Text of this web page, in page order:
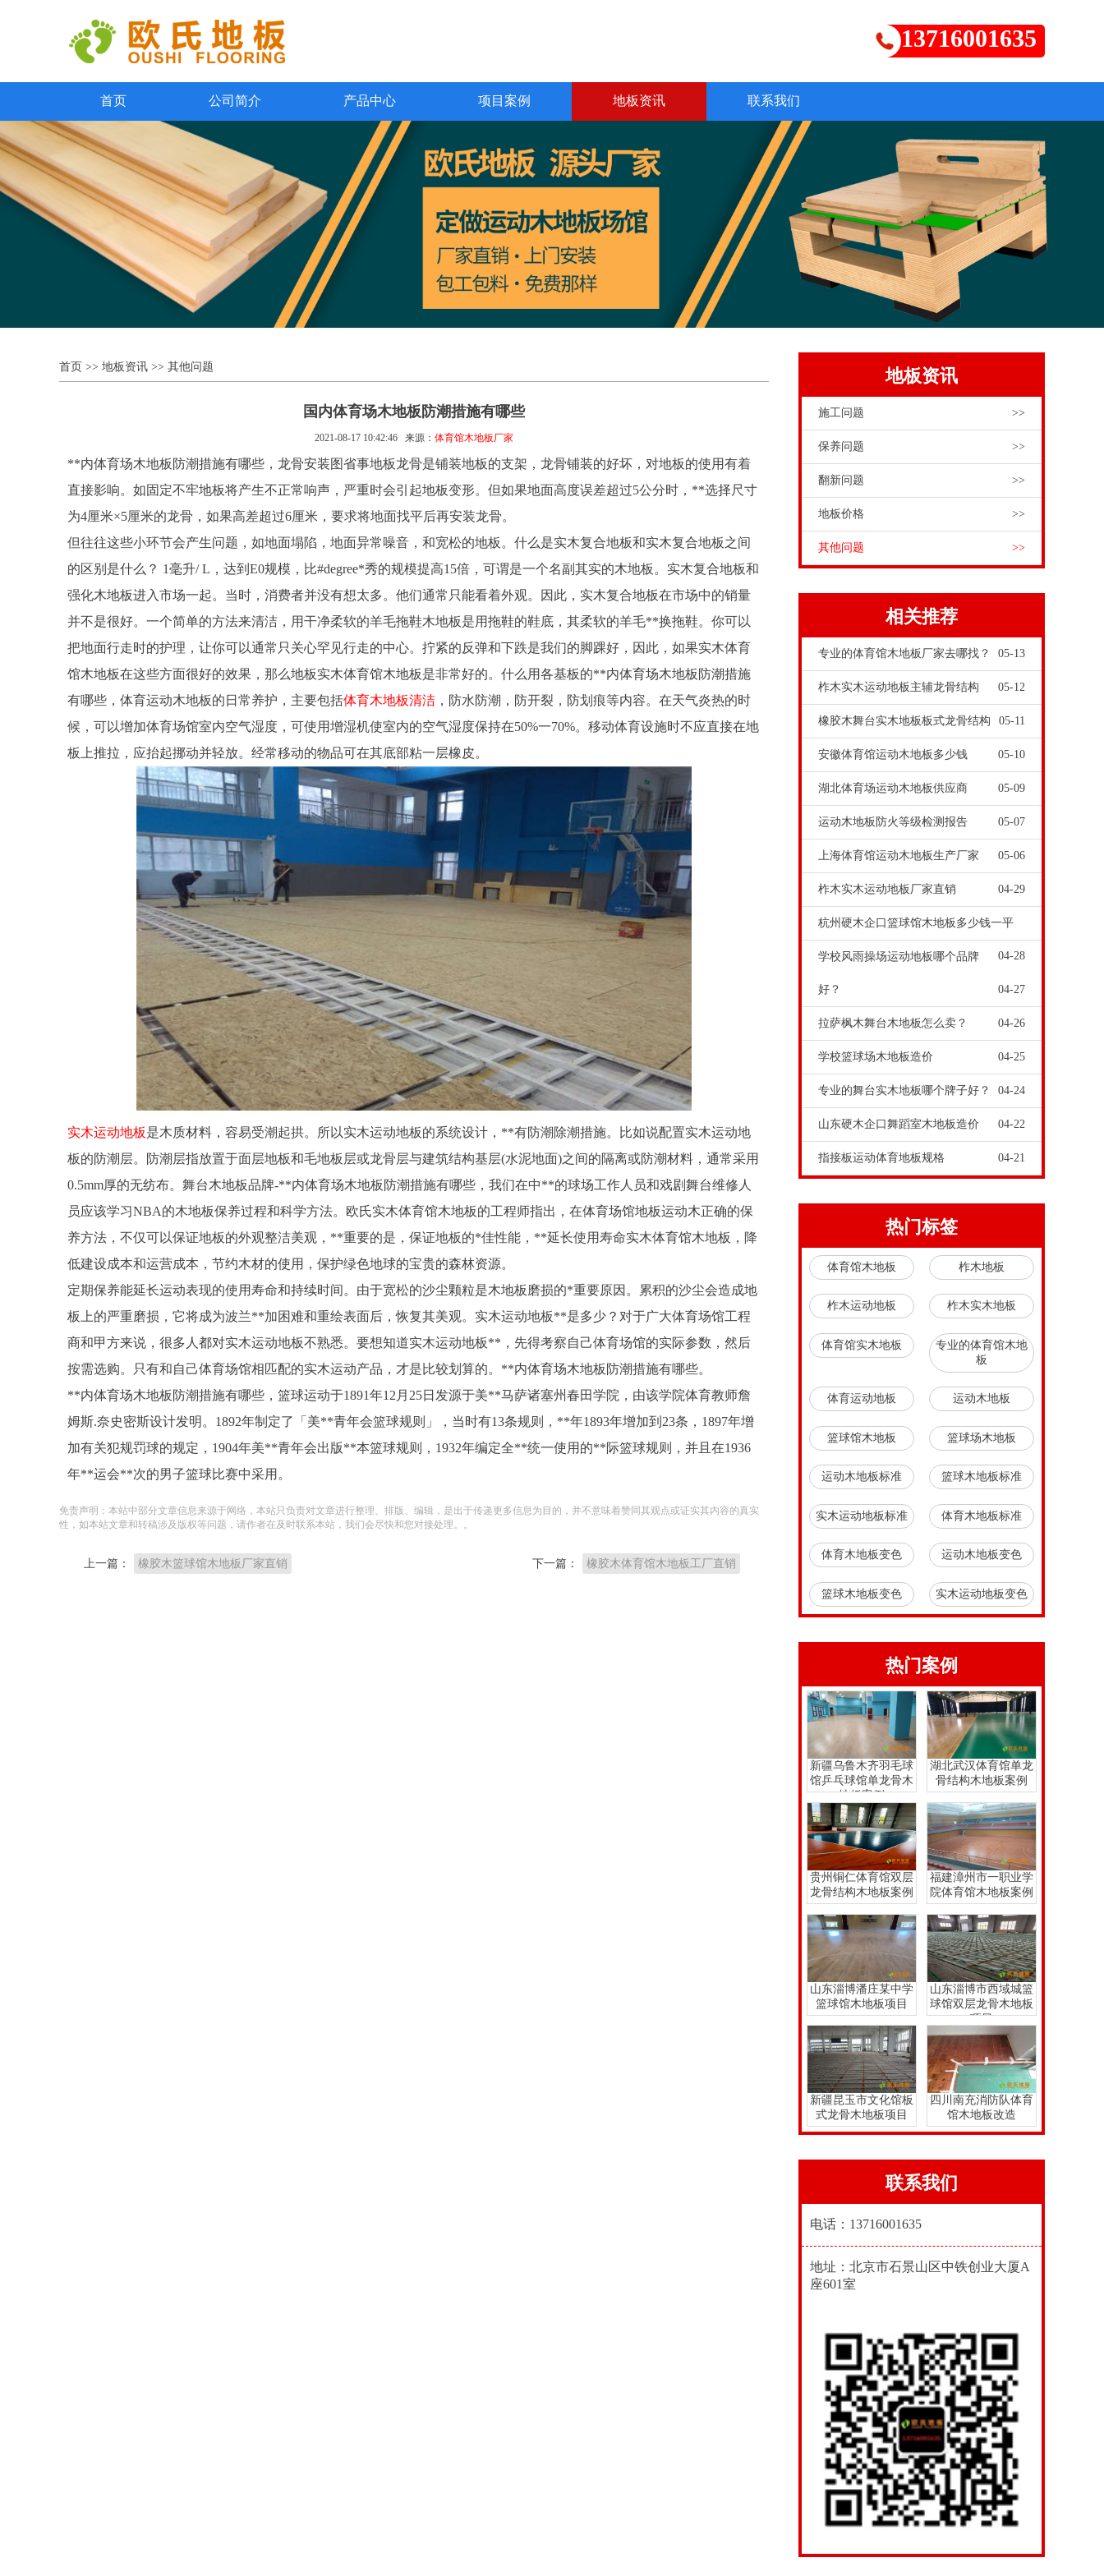
13716001635
首页 公司简介 产品中心 项目案例 地板资讯 联系我们
首页 >> 地板资讯 >> 其他问题
国内体育场木地板防潮措施有哪些
2021-08-17 10:42:46 来源： 体育馆木地板厂家
**内体育场木地板防潮措施有哪些，龙骨安装图省事地板龙骨是铺装地板的支架，龙骨铺装的好坏，对地板的使用有着
直接影响。如固定不牢地板将产生不正常响声，严重时会引起地板变形。但如果地面高度误差超过5公分时，**选择尺寸
为4厘米×5厘米的龙骨，如果高差超过6厘米，要求将地面找平后再安装龙骨。
但往往这些小环节会产生问题，如地面塌陷，地面异常噪音，和宽松的地板。什么是实木复合地板和实木复合地板之间
的区别是什么？ 1毫升/ L，达到E0规模，比#degree*秀的规模提高15倍，可谓是一个名副其实的木地板。实木复合地板和
强化木地板进入市场一起。当时，消费者并没有想太多。他们通常只能看着外观。因此，实木复合地板在市场中的销量
并不是很好。一个简单的方法来清洁，用干净柔软的羊毛拖鞋木地板是用拖鞋的鞋底，其柔软的羊毛**换拖鞋。你可以
把地面行走时的护理，让你可以通常只关心罕见行走的中心。拧紧的反弹和下跌是我们的脚踝好，因此，如果实木体育
馆木地板在这些方面很好的效果，那么地板实木体育馆木地板是非常好的。什么用各基板的**内体育场木地板防潮措施
有哪些，体育运动木地板的日常养护，主要包括体育木地板清洁 ，防水防潮，防开裂，防划痕等内容。在天气炎热的时
候，可以增加体育场馆室内空气湿度，可使用增湿机使室内的空气湿度保持在50%一70%。移动体育设施时不应直接在地
板上推拉，应抬起挪动并轻放。经常移动的物品可在其底部粘一层橡皮。
实木运动地板是木质材料，容易受潮起拱。所以实木运动地板的系统设计，**有防潮除潮措施。比如说配置实木运动地
板的防潮层。防潮层指放置于面层地板和毛地板层或龙骨层与建筑结构基层(水泥地面)之间的隔离或防潮材料，通常采用
0.5mm厚的无纺布。舞台木地板品牌-**内体育场木地板防潮措施有哪些，我们在中**的球场工作人员和戏剧舞台维修人
员应该学习NBA的木地板保养过程和科学方法。欧氏实木体育馆木地板的工程师指出，在体育场馆地板运动木正确的保
养方法，不仅可以保证地板的外观整洁美观，**重要的是，保证地板的*佳性能，**延长使用寿命实木体育馆木地板，降
低建设成本和运营成本，节约木材的使用，保护绿色地球的宝贵的森林资源。
定期保养能延长运动表现的使用寿命和持续时间。由于宽松的沙尘颗粒是木地板磨损的*重要原因。累积的沙尘会造成地
板上的严重磨损，它将成为波兰**加困难和重绘表面后，恢复其美观。实木运动地板**是多少？对于广大体育场馆工程
商和甲方来说，很多人都对实木运动地板不熟悉。要想知道实木运动地板**，先得考察自己体育场馆的实际参数，然后
按需选购。只有和自己体育场馆相匹配的实木运动产品，才是比较划算的。**内体育场木地板防潮措施有哪些。
**内体育场木地板防潮措施有哪些，篮球运动于1891年12月25日发源于美**马萨诸塞州春田学院，由该学院体育教师詹
姆斯.奈史密斯设计发明。1892年制定了「美**青年会篮球规则」，当时有13条规则，**年1893年增加到23条，1897年增
加有关犯规罚球的规定，1904年美**青年会出版**本篮球规则，1932年编定全**统一使用的**际篮球规则，并且在1936
年**运会**次的男子篮球比赛中采用。
免责声明：本站中部分文章信息来源于网络，本站只负责对文章进行整理、排版、编辑，是出于传递更多信息为目的，并不意味着赞同其观点或证实其内容的真实
性，如本站文章和转稿涉及版权等问题，请作者在及时联系本站，我们会尽快和您对接处理。。
上一篇： 橡胶木篮球馆木地板厂家直销 下一篇： 橡胶木体育馆木地板工厂直销
地板资讯
施工问题 >>
保养问题 >>
翻新问题 >>
地板价格 >>
其他问题 >>
相关推荐
专业的体育馆木地板厂家去哪找？ 05-13
柞木实木运动地板主辅龙骨结构 05-12
橡胶木舞台实木地板板式龙骨结构 05-11
安徽体育馆运动木地板多少钱 05-10
湖北体育场运动木地板供应商 05-09
运动木地板防火等级检测报告 05-07
上海体育馆运动木地板生产厂家 05-06
柞木实木运动地板厂家直销 04-29
杭州硬木企口篮球馆木地板多少钱一平
04-28
学校风雨操场运动地板哪个品牌
好？ 04-27
拉萨枫木舞台木地板怎么卖？ 04-26
学校篮球场木地板造价 04-25
专业的舞台实木地板哪个牌子好？ 04-24
山东硬木企口舞蹈室木地板造价 04-22
指接板运动体育地板规格 04-21
热门标签
体育馆木地板 柞木地板
柞木运动地板 柞木实木地板
体育馆实木地板
专业的体育馆木地
板
体育运动地板 运动木地板
篮球馆木地板 篮球场木地板
运动木地板标准 篮球木地板标准
实木运动地板标准 体育木地板标准
体育木地板变色 运动木地板变色
篮球木地板变色 实木运动地板变色
热门案例
新疆乌鲁木齐羽毛球
馆乒乓球馆单龙骨木
地板案例
湖北武汉体育馆单龙
骨结构木地板案例
贵州铜仁体育馆双层
龙骨结构木地板案例
福建漳州市一职业学
院体育馆木地板案例
山东淄博潘庄某中学
篮球馆木地板项目
山东淄博市西域城篮
球馆双层龙骨木地板
项目
新疆昆玉市文化馆板
式龙骨木地板项目
四川南充消防队体育
馆木地板改造
联系我们
电话：13716001635
地址：北京市石景山区中铁创业大厦A
座601室